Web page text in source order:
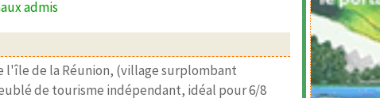
admis
l'île de la Réunion, (village surplombant
de tourisme indépendant, idéal pour 6/8